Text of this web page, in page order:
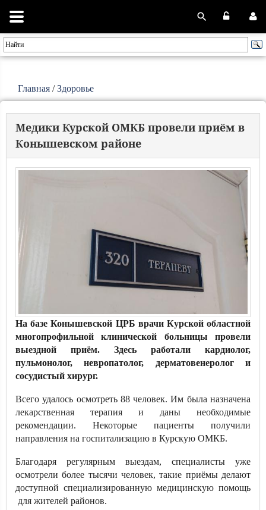
Главная /Здоровье
Медики Курской ОМКБ провели приём в
Конышевском районе
На базе Конышевской ЦРБ врачи Курской областной
многопрофильной клинической больницы провели
выездной приём. Здесь работали кардиолог,
пульмонолог, невропатолог, дерматовенеролог и
сосудистый хирург.
Всего удалось осмотреть 88 человек. Им была назначена
лекарственная терапия и даны необходимые
рекомендации. Некоторые пациенты получили
направления на госпитализацию в Курскую ОМКБ.
Благодаря регулярным выездам, специалисты уже
осмотрели более тысячи человек, такие приёмы делают
доступной специализированную медицинскую помощь
для жителей районов.